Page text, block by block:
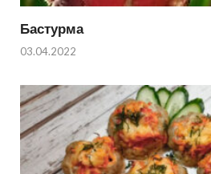
Бастурма
03.04.2022